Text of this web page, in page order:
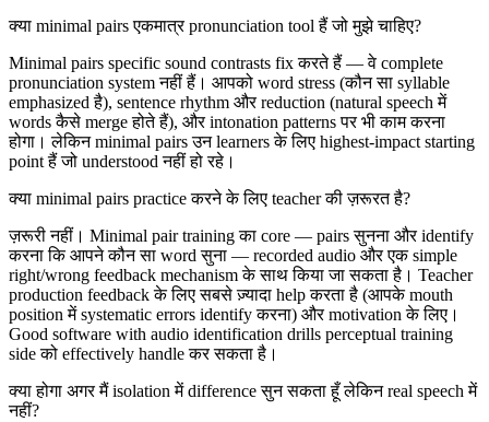
क्या minimal pairs एकमात्र pronunciation tool हैं जो मुझे चाहिए?
Minimal pairs specific sound contrasts fix करते हैं — वे complete
pronunciation system नहीं हैं। आपको word stress (कौन सा syllable
emphasized है), sentence rhythm और reduction (natural speech में
words कैसे merge होते हैं), और intonation patterns पर भी काम करना
होगा। लेकिन minimal pairs उन learners के लिए highest-impact starting
point हैं जो understood नहीं हो रहे।
क्या minimal pairs practice करने के लिए teacher की ज़रूरत है?
ज़रूरी नहीं। Minimal pair training का core — pairs सुनना और identify
करना कि आपने कौन सा word सुना — recorded audio और एक simple
right/wrong feedback mechanism के साथ किया जा सकता है। Teacher
production feedback के लिए सबसे ज़्यादा help करता है (आपके mouth
position में systematic errors identify करना) और motivation के लिए।
Good software with audio identification drills perceptual training
side को effectively handle कर सकता है।
क्या होगा अगर मैं isolation में difference सुन सकता हूँ लेकिन real speech में
नहीं?